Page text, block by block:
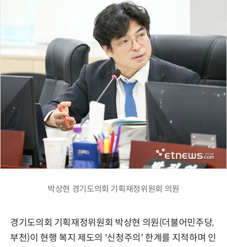
박상현 경기도의회 기획재정위원회 의원
경기도의회 기획재정위원회 박상현 의원(더불어민주당,
부천)이 현행 복지 제도의 '신청주의' 한계를 지적하며 인